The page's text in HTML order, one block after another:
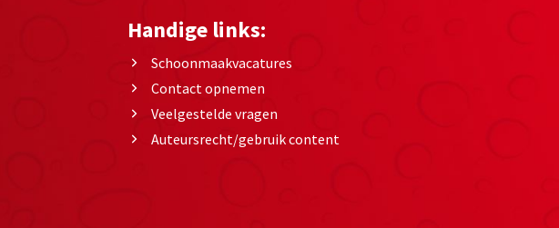
Handige links:
Schoonmaakvacatures
Contact opnemen
Veelgestelde vragen
Auteursrecht/gebruik content